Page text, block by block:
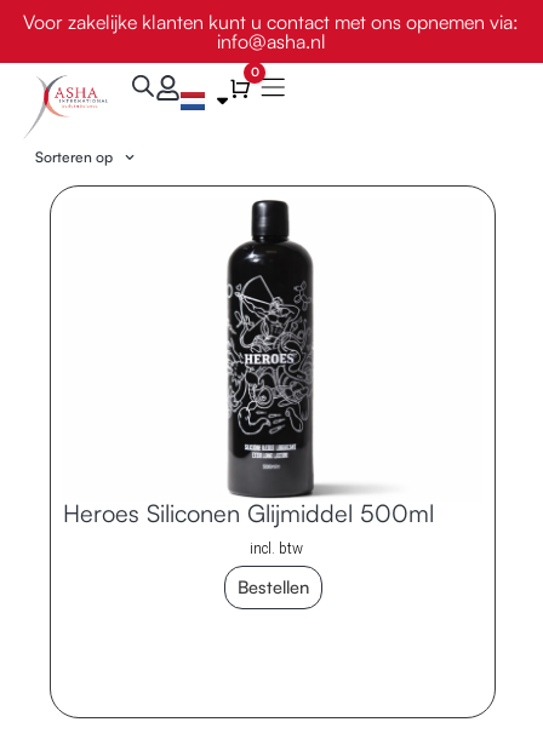
de
inhoud
Voor zakelijke klanten kunt u contact met ons opnemen via:
info@asha.nl
Winkelwagen
0
Sorteren op
Heroes Siliconen Glijmiddel 500ml
incl. btw
Bestellen
PaginaPaginaPagina